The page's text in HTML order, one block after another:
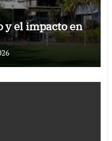
y el impacto en